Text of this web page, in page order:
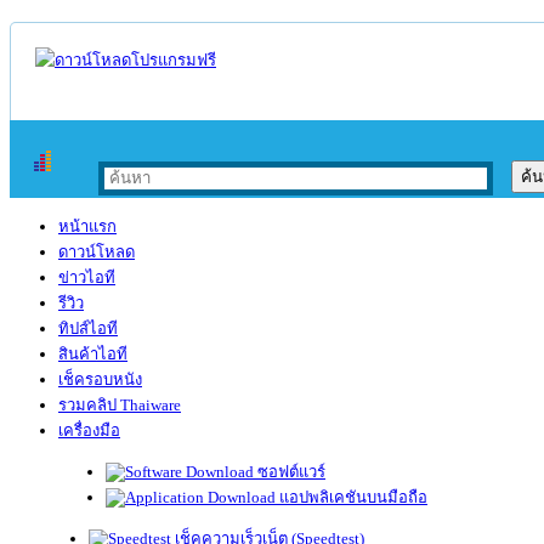
หน้าแรก
ดาวน์โหลด
ข่าวไอที
รีวิว
ทิปส์ไอที
สินค้าไอที
เช็ครอบหนัง
รวมคลิป Thaiware
เครื่องมือ
ซอฟต์แวร์
แอปพลิเคชันบนมือถือ
เช็คความเร็วเน็ต (Speedtest)